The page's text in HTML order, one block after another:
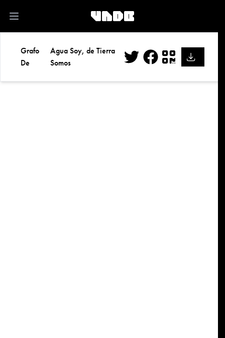
Open main menu
Grafo
De
Agua Soy, de Tierra
Somos
Facebook
QR